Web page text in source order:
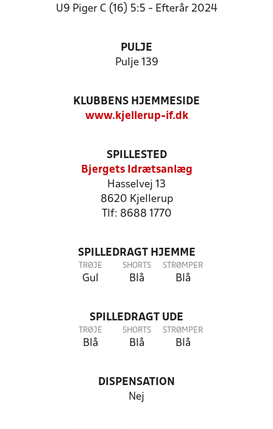
U9 Piger C (16) 5:5 - Efterår 2024
PULJE
Pulje 139
KLUBBENS HJEMMESIDE
www.kjellerup-if.dk
SPILLESTED
Bjergets Idrætsanlæg
Hasselvej 13
8620 Kjellerup
Tlf: 8688 1770
SPILLEDRAGT HJEMME
TRØJE
Gul
SHORTS
Blå
STRØMPER
Blå
SPILLEDRAGT UDE
TRØJE
Blå
SHORTS
Blå
STRØMPER
Blå
DISPENSATION
Nej